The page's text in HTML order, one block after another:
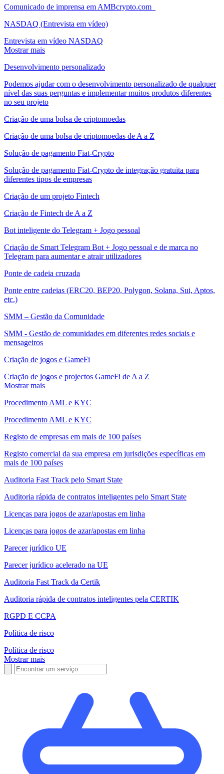
Comunicado de imprensa em AMBcrypto.com
NASDAQ (Entrevista em vídeo)
Entrevista em vídeo NASDAQ
Mostrar mais
Desenvolvimento personalizado
Podemos ajudar com o desenvolvimento personalizado de qualquer
nível das suas perguntas e implementar muitos produtos diferentes
no seu projeto
Criação de uma bolsa de criptomoedas
Criação de uma bolsa de criptomoedas de A a Z
Solução de pagamento Fiat-Crypto
Solução de pagamento Fiat-Crypto de integração gratuita para
diferentes tipos de empresas
Criação de um projeto Fintech
Criação de Fintech de A a Z
Bot inteligente do Telegram + Jogo pessoal
Criação de Smart Telegram Bot + Jogo pessoal e de marca no
Telegram para aumentar e atrair utilizadores
Ponte de cadeia cruzada
Ponte entre cadeias (ERC20, BEP20, Polygon, Solana, Sui, Aptos,
etc.)
SMM – Gestão da Comunidade
SMM - Gestão de comunidades em diferentes redes sociais e
mensageiros
Criação de jogos e GameFi
Criação de jogos e projectos GameFi de A a Z
Mostrar mais
Procedimento AML e KYC
Procedimento AML e KYC
Registo de empresas em mais de 100 países
Registo comercial da sua empresa em jurisdições específicas em
mais de 100 países
Auditoria Fast Track pelo Smart State
Auditoria rápida de contratos inteligentes pelo Smart State
Licenças para jogos de azar/apostas em linha
Licenças para jogos de azar/apostas em linha
Parecer jurídico UE
Parecer jurídico acelerado na UE
Auditoria Fast Track da Certik
Auditoria rápida de contratos inteligentes pela CERTIK
RGPD E CCPA
Política de risco
Política de risco
Mostrar mais